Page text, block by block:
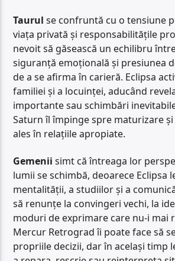
Taurul se confruntă cu o tensiune
viața privată și responsabilitățile
nevoit să găsească un echilibru
siguranță emoțională și presiunea
de a se afirma în carieră. Eclipsa
familiei și a locuinței, aducând
importante sau schimbări
Saturn îl împinge spre maturizare
ales în relațiile apropiate.
Gemenii simt că întreaga lor
lumii se schimbă, deoarece Eclipsa
mentalității, a studiilor și a
să renunțe la convingeri vechi, la
moduri de exprimare care nu-i mai
Mercur Retrograd îi poate face să
propriile decizii, dar în același timp